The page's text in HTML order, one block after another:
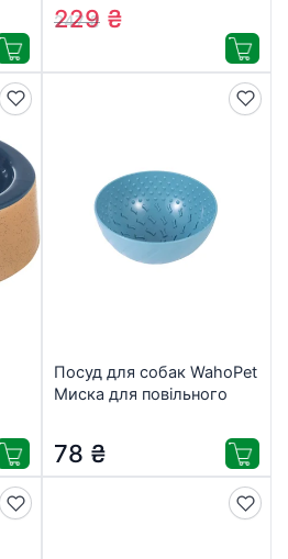
(бірюзовий)
(4011905250502)
247₴
229 ₴
Посуд для собак WahoPet
Миска для повільного
(2700000023679)
78 ₴